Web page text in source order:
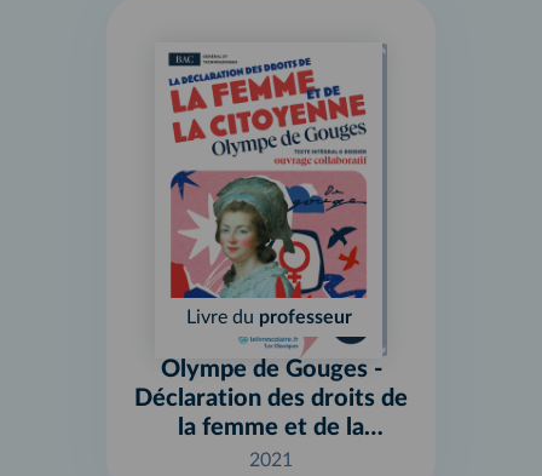
Livre du professeur
Olympe de Gouges -
Déclaration des droits de
la femme et de la
citoyenne
2021